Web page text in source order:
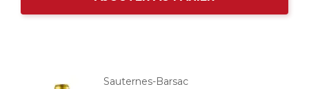
Sauternes-Barsac